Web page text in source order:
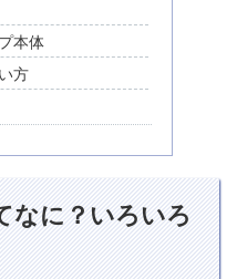
本体
方
なに？いろいろ